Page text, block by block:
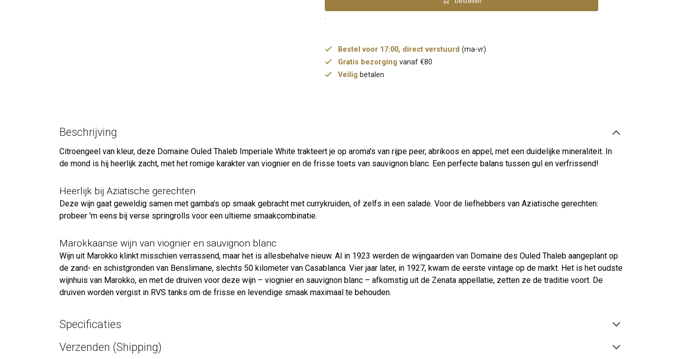
.
Bestel voor 17:00, direct verstuurd (ma-vr)
Gratis bezorging vanaf €80
Veilig betalen
Beschrijving
Citroengeel van kleur, deze Domaine Ouled Thaleb Imperiale White trakteert je op aroma's van rijpe peer, abrikoos en appel, met een duidelijke mineraliteit. In
de mond is hij heerlijk zacht, met het romige karakter van viognier en de frisse toets van sauvignon blanc. Een perfecte balans tussen gul en verfrissend!
Heerlijk bij Aziatische gerechten
Deze wijn gaat geweldig samen met gamba's op smaak gebracht met currykruiden, of zelfs in een salade. Voor de liefhebbers van Aziatische gerechten:
probeer 'm eens bij verse springrolls voor een ultieme smaakcombinatie.
Marokkaanse wijn van viognier en sauvignon blanc
Wijn uit Marokko klinkt misschien verrassend, maar het is allesbehalve nieuw. Al in 1923 werden de wijngaarden van Domaine des Ouled Thaleb aangeplant op
de zand- en schistgronden van Benslimane, slechts 50 kilometer van Casablanca. Vier jaar later, in 1927, kwam de eerste vintage op de markt. Het is het oudste
wijnhuis van Marokko, en met de druiven voor deze wijn – viognier en sauvignon blanc – afkomstig uit de Zenata appellatie, zetten ze de traditie voort. De
druiven worden vergist in RVS tanks om de frisse en levendige smaak maximaal te behouden.
Specificaties
Verzenden (Shipping)